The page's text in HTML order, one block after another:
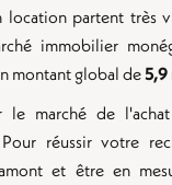
location partent très
immobilier
montant global de
le marché de
réussir votre
et être en